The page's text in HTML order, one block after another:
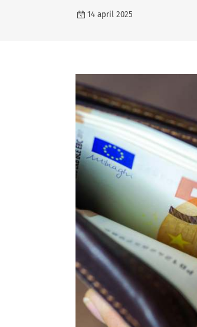
14 april 2025